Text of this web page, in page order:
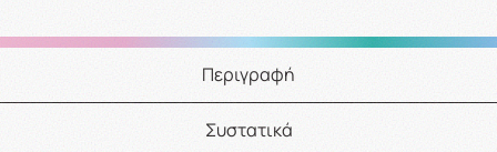
Περιγραφή
Συστατικά